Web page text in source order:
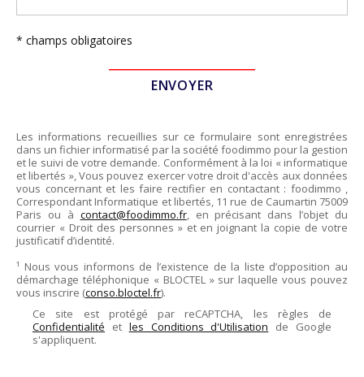
* champs obligatoires
Les informations recueillies sur ce formulaire sont enregistrées
dans un fichier informatisé par la société foodimmo pour la gestion
et le suivi de votre demande. Conformément à la loi « informatique
et libertés », Vous pouvez exercer votre droit d'accès aux données
vous concernant et les faire rectifier en contactant : foodimmo ,
Correspondant Informatique et libertés, 11 rue de Caumartin 75009
Paris ou à contact@foodimmo.fr, en précisant dans l’objet du
courrier « Droit des personnes » et en joignant la copie de votre
justificatif d’identité.
¹ Nous vous informons de l’existence de la liste d’opposition au
démarchage téléphonique « BLOCTEL » sur laquelle vous pouvez
vous inscrire (conso.bloctel.fr).
Ce site est protégé par reCAPTCHA, les règles de
Confidentialité et les Conditions d'Utilisation de Google
s'appliquent.